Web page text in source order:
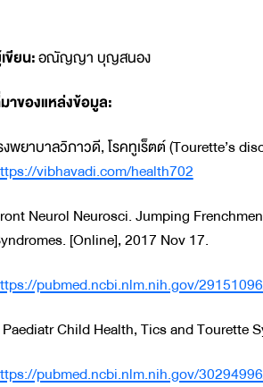
ขียน:อณัญญา บุญสนอง
าของแหล่งข้อมูล:
งพยาบาลวิภาวดี, โรคทูเร็ตต์ (Tourette’s
vibhavadi.com/health702
Neurol Neurosci. Jumping
[Online], 2017 Nov 17.
pubmed.ncbi.nlm.nih.gov/
Child Health, Tics and Tourette
pubmed.ncbi.nlm.nih.gov/